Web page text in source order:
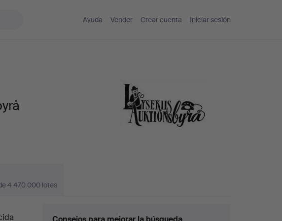
Ayuda Vender Crear cuenta Iniciar sesión
4 470 000 lotes